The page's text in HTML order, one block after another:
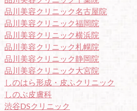
品川美容クリニック名古屋院
品川美容クリニック福岡院
品川美容クリニック横浜院
品川美容クリニック札幌院
品川美容クリニック静岡院
品川美容クリニック大宮院
しのはら形成・皮ふクリニック
しのぶ皮膚科
渋谷DSクリニック